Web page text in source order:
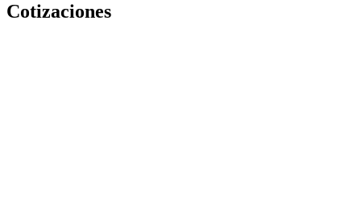
Cotizaciones